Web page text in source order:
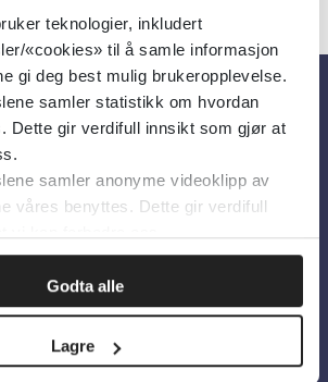
teknologier, inkludert
«cookies» til å samle informasjon
gi deg best mulig brukeropplevelse.
samler statistikk om hvordan
Dette gir verdifull innsikt som gjør at
samler anonyme videoklipp av
våres benyttes. Dette gir verdifull
Godta alle
Lagre
informasjonskapsler
English